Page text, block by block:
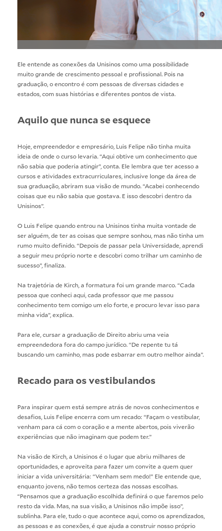
Ele entende as conexões da Unisinos como uma possibilidade
muito grande de crescimento pessoal e profissional. Pois na
graduação, o encontro é com pessoas de diversas cidades e
estados, com suas histórias e diferentes pontos de vista.
Aquilo que nunca se esquece
Hoje, empreendedor e empresário, Luis Felipe não tinha muita
ideia de onde o curso levaria. “Aqui obtive um conhecimento que
não sabia que poderia atingir”, conta. Ele lembra que ter acesso a
cursos e atividades extracurriculares, inclusive longe da área de
sua graduação, abriram sua visão de mundo. “Acabei conhecendo
coisas que eu não sabia que gostava. E isso descobri dentro da
Unisinos”.
O Luis Felipe quando entrou na Unisinos tinha muita vontade de
ser alguém, de ter as coisas que sempre sonhou, mas não tinha um
rumo muito definido. “Depois de passar pela Universidade, aprendi
a seguir meu próprio norte e descobri como trilhar um caminho de
sucesso”, finaliza.
Na trajetória de Kirch, a formatura foi um grande marco. “Cada
pessoa que conheci aqui, cada professor que me passou
conhecimento tem comigo um elo forte, e procuro levar isso para
minha vida”, explica.
Para ele, cursar a graduação de Direito abriu uma veia
empreendedora fora do campo jurídico. “De repente tu tá
buscando um caminho, mas pode esbarrar em outro melhor ainda”.
Recado para os vestibulandos
Para inspirar quem está sempre atrás de novos conhecimentos e
desafios, Luis Felipe encerra com um recado: “Façam o vestibular,
venham para cá com o coração e a mente abertos, pois viverão
experiências que não imaginam que podem ter.”
Na visão de Kirch, a Unisinos é o lugar que abriu milhares de
oportunidades, e aproveita para fazer um convite a quem quer
iniciar a vida universitária: “Venham sem medo!” Ele entende que,
enquanto jovens, não temos certeza das nossas escolhas.
“Pensamos que a graduação escolhida definirá o que faremos pelo
resto da vida. Mas, na sua visão, a Unisinos não impõe isso”,
sublinha. Para ele, tudo o que acontece aqui, como os aprendizados,
as pessoas e as conexões, é que ajuda a construir nosso próprio